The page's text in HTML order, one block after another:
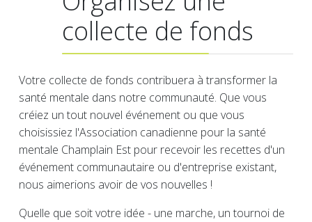
collecte de fonds
Votre collecte de fonds contribuera à transformer la
santé mentale dans notre communauté. Que vous
créiez un tout nouvel événement ou que vous
choisissiez l'Association canadienne pour la santé
mentale Champlain Est pour recevoir les recettes d'un
événement communautaire ou d'entreprise existant,
nous aimerions avoir de vos nouvelles !
Quelle que soit votre idée - une marche, un tournoi de